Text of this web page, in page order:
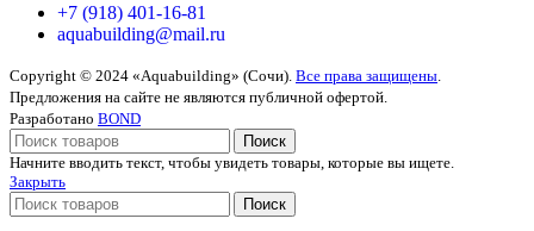
+7 (918) 401-16-81
aquabuilding@mail.ru
Copyright © 2024 «Aquabuilding» (Сочи). Все права защищены
Предложения на сайте не являются публичной офертой.
Разработано BOND
Поиск
Начните вводить текст, чтобы увидеть товары, которые вы ищете.
Закрыть
Поиск